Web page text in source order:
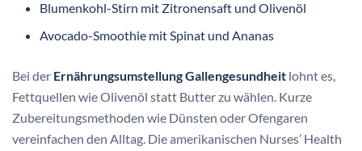
Blumenkohl-Stirn mit Zitronensaft und Olivenöl
Avocado-Smoothie mit Spinat und Ananas
Bei der Ernährungsumstellung Gallengesundheit lohnt es,
Fettquellen wie Olivenöl statt Butter zu wählen. Kurze
Zubereitungsmethoden wie Dünsten oder Ofengaren
vereinfachen den Alltag. Die amerikanischen Nurses’ Health